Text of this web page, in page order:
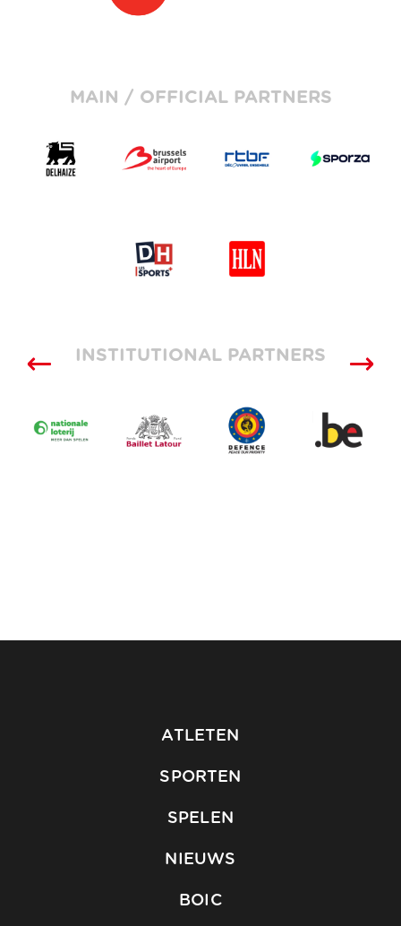
MAIN / OFFICIAL PARTNERS
INSTITUTIONAL PARTNERS
ATLETEN
SPORTEN
SPELEN
NIEUWS
BOIC